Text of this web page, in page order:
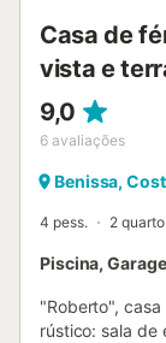
Casa de
vista e
9,0
6 avaliações
Benissa,
4 pess. 2
Piscina,
"Roberto",
rústico: sala de